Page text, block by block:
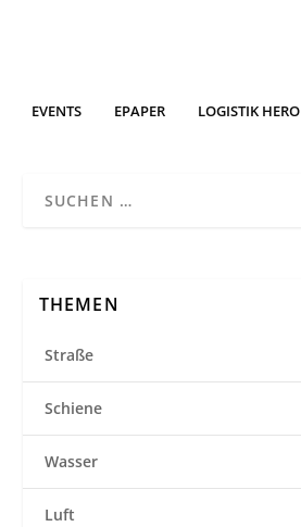
EVENTS EPAPER LOGISTIK HERO
THEMEN
Straße
Schiene
Wasser
Luft